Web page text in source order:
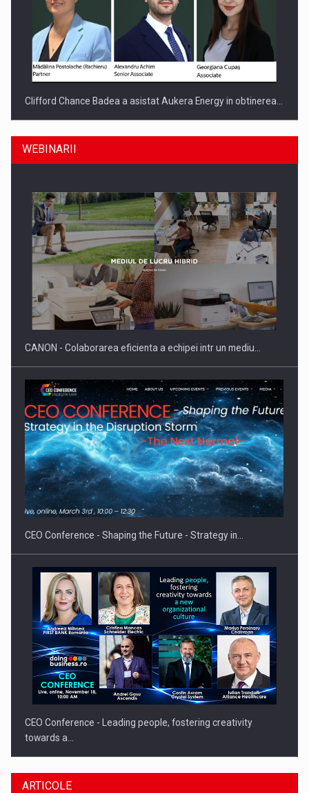
Clifford Chance Badea a asistat Aukera Energy in obtinerea…
SAPTE PERSONALITATI DIN MEDIUL DE AFACERI, ACADEMIC
SI INSTITUTIONAL…
Hard Enduro Piatra Craiului 2026, fueled by benzinariile RO…
WEBINARII
CANON - Colaborarea eficienta a echipei intr un mediu…
CEO Conference - Shaping the Future - Strategy in…
CEO Conference - Leading people, fostering creativity
towards a…
ARTICOLE